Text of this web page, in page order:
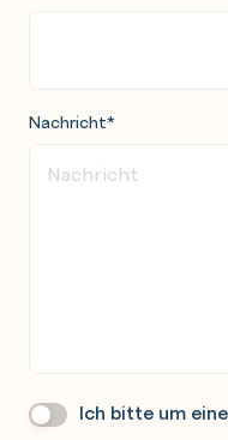
Nachricht*
Wir
Ich bitte um